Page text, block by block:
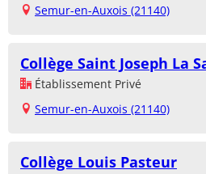
Semur-en-Auxois (21140)
Collège Saint Joseph La
Établissement Privé
Semur-en-Auxois (21140)
Collège Louis Pasteur